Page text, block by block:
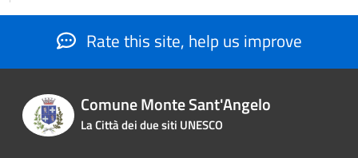
Rate this site, help us improve
Comune Monte Sant'Angelo
La Città dei due siti UNESCO